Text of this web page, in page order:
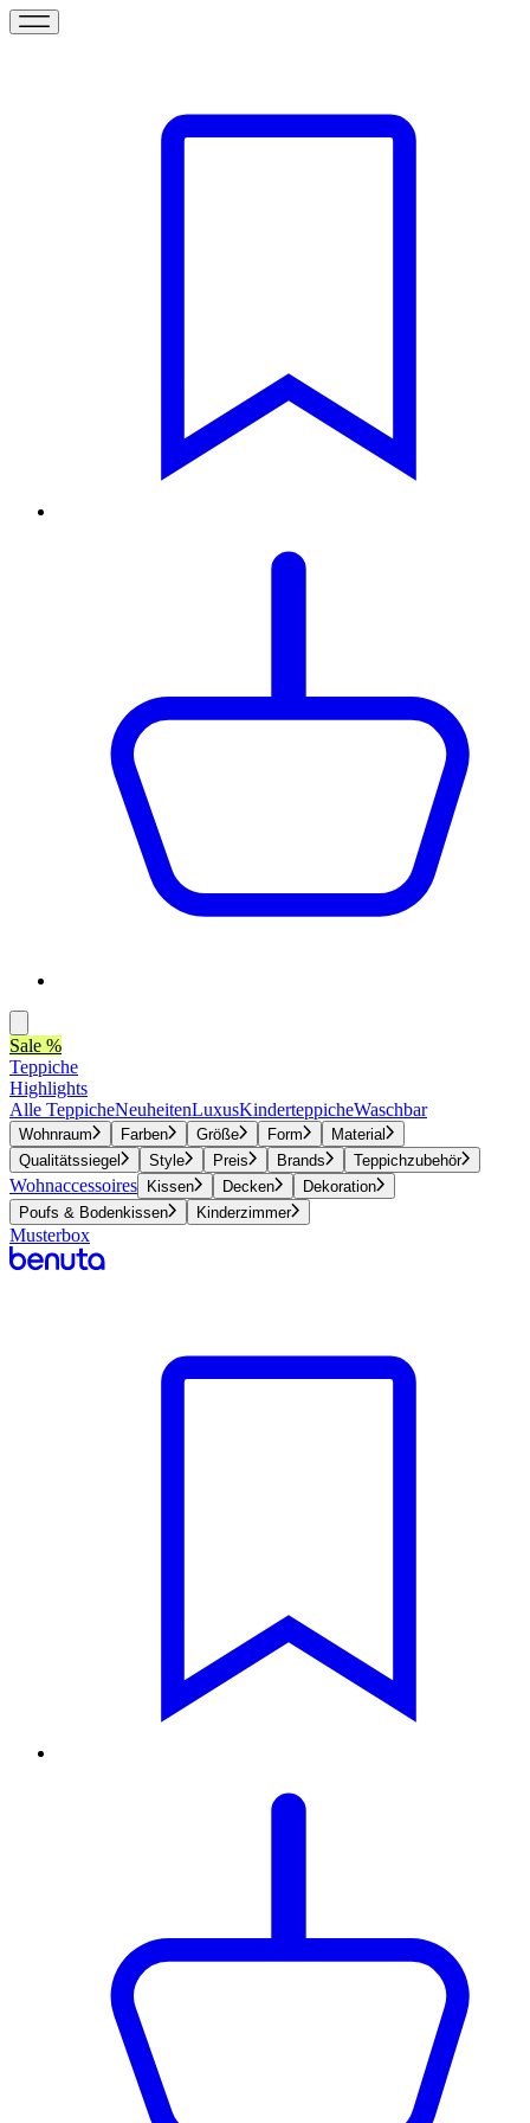
Sale %
Teppiche
Highlights
Alle TeppicheNeuheitenLuxusKinderteppicheWaschbar
Wohnraum Farben Größe Form
Material
Qualitätssiegel
Style Preis Brands Teppichzubehör
Wohnaccessoires Kissen Decken
Dekoration
Poufs & Bodenkissen
Kinderzimmer
Musterbox